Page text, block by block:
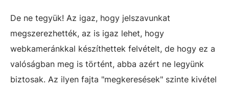
De ne tegyük! Az igaz, hogy jelszavunkat
megszerezhették, az is igaz lehet, hogy
webkameránkkal készíthettek felvételt, de hogy ez a
valóságban meg is történt, abba azért ne legyünk
biztosak. Az ilyen fajta "megkeresések" szinte kivétel